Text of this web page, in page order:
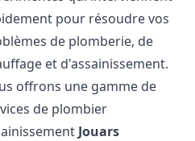
pour résoudre vos
de plomberie, de
et d'assainissement.
offrons une gamme de
de plombier
Jouars